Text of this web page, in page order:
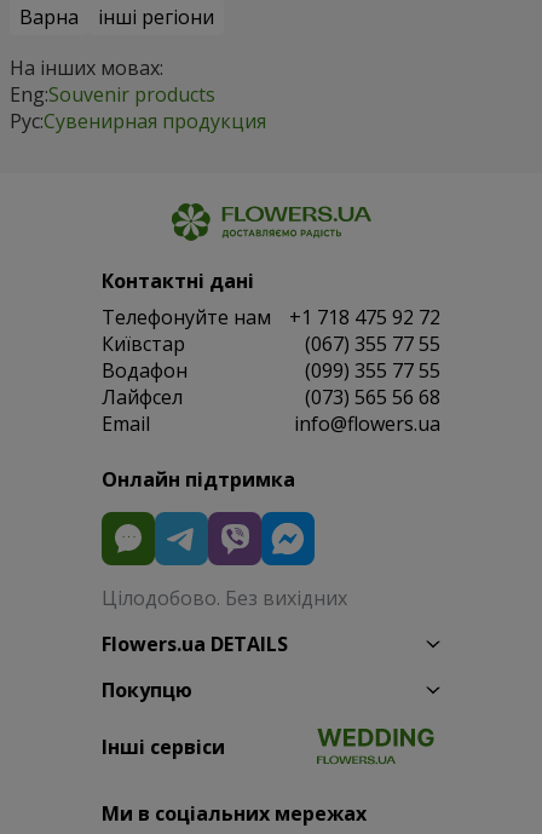
Варна
інші регіони
На інших мовах:
Eng:Souvenir products
Рус:Сувенирная продукция
Контактні дані
Телефонуйте нам
+1 718 475 92 72
Київстар
(067) 355 77 55
Водафон
(099) 355 77 55
Лайфсел
(073) 565 56 68
Email
info@flowers.ua
Онлайн підтримка
Цілодобово. Без вихідних
Flowers.ua DETAILS
Покупцю
Інші сервіси
Ми в соціальних мережах